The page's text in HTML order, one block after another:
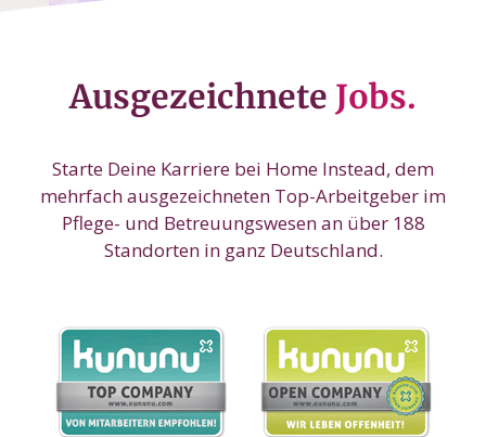
Ausgezeichnete Jobs.
Starte Deine Karriere bei Home Instead, dem
mehrfach ausgezeichneten Top-Arbeitgeber im
Pflege- und Betreuungswesen an über 188
Standorten in ganz Deutschland.